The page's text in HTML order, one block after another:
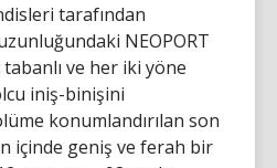
tarafından
NEOPORT
ve her iki yöne
iniş-binişini
konumlandırılan son
içinde geniş ve ferah bir